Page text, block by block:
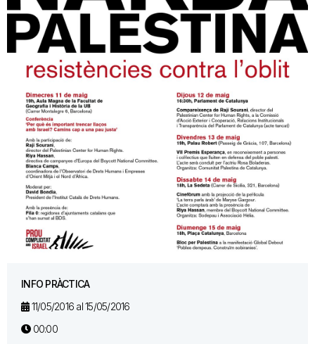
INFO PRÀCTICA
11/05/2016 al 15/05/2016
00:00